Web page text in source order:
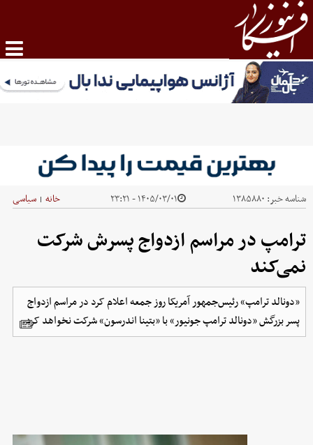
شناسه خبر: ۱۳۸۵۸۸۰ ۱۴۰۵/۰۳/۰۱ - ۲۳:۲۱ خانه | سیاسی
ترامپ در مراسم ازدواج پسرش شرکت
نمی‌کند
«دونالد ترامپ» رئیس‌جمهور آمریکا روز جمعه اعلام کرد در مراسم ازدواج
پسر بزرگش «دونالد ترامپ جونیور» با «بتینا اندرسون» شرکت نخواهد کرد.